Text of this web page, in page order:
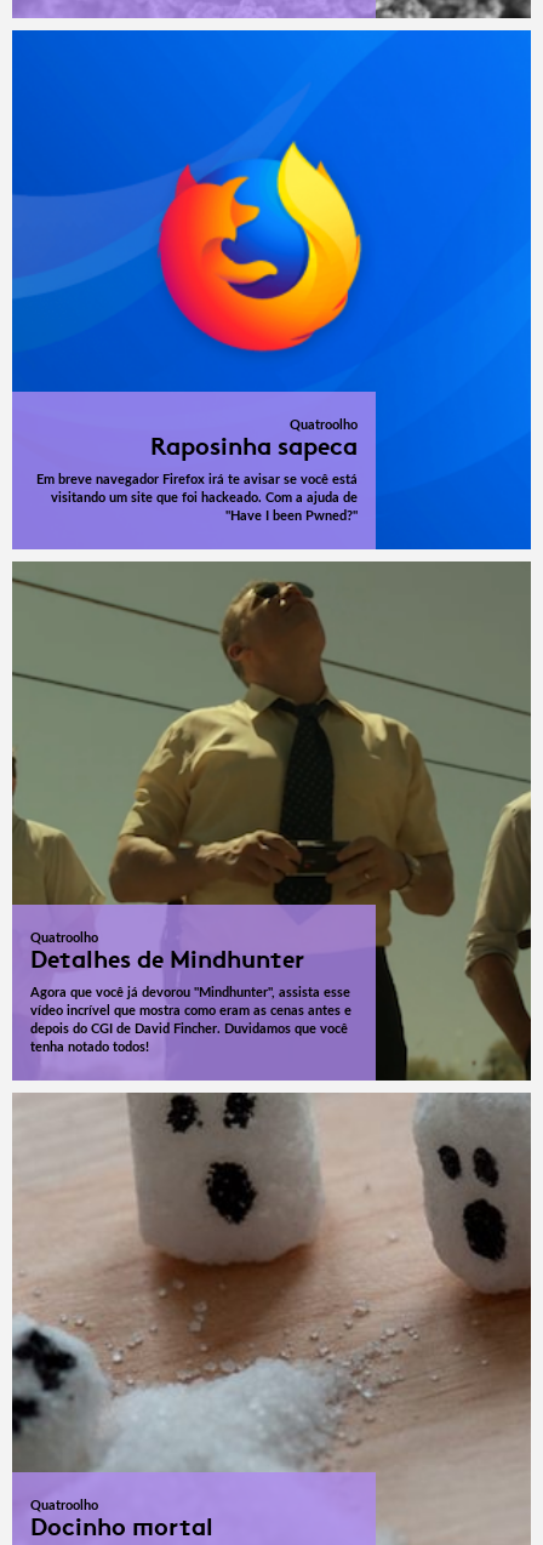
Quatroolho
Raposinha sapeca
Em breve navegador Firefox irá te avisar se você está
visitando um site que foi hackeado. Com a ajuda de
"Have I been Pwned?"
Quatroolho
Detalhes de Mindhunter
Agora que você já devorou "Mindhunter", assista esse
vídeo incrível que mostra como eram as cenas antes e
depois do CGI de David Fincher. Duvidamos que você
tenha notado todos!
Quatroolho
Docinho mortal